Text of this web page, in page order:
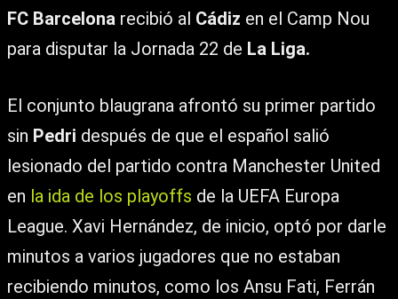
FC Barcelona recibió al Cádiz en el Camp Nou
para disputar la Jornada 22 de La Liga.
El conjunto blaugrana afrontó su primer partido
sin Pedri después de que el español salió
lesionado del partido contra Manchester United
en la ida de los playoffs de la UEFA Europa
League. Xavi Hernández, de inicio, optó por darle
minutos a varios jugadores que no estaban
recibiendo minutos, como los Ansu Fati, Ferrán